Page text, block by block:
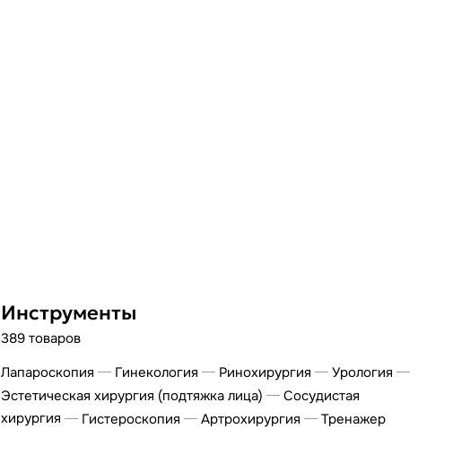
Инструменты
389 товаров
Лапароскопия
Гинекология Ринохирургия
Урология
Эстетическая хирургия (подтяжка лица)
Сосудистая
хирургия
Гистероскопия Артрохирургия Тренажер